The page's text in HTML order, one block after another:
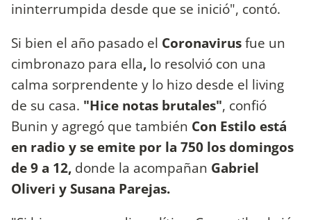
ininterrumpida desde que se inició", contó.
Si bien el año pasado el Coronavirusfue un
cimbronazo para ella, lo resolvió con una
calma sorprendente y lo hizo desde el living
de su casa. "Hice notas brutales", confió
Bunin y agregó que también Con Estilo está
en radio y se emite por la 750 los domingos
de 9 a 12, donde la acompañan Gabriel
Oliveri y Susana Parejas.